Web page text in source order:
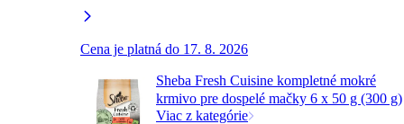
Cena je platná do 17. 8. 2026
Sheba Fresh Cuisine kompletné mokré
krmivo pre dospelé mačky 6 x 50 g (300 g)
Viac z kategórie